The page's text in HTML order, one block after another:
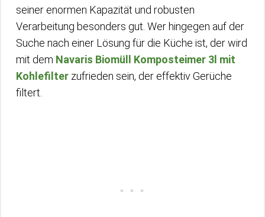
seiner enormen Kapazität und robusten
Verarbeitung besonders gut. Wer hingegen auf der
Suche nach einer Lösung für die Küche ist, der wird
mit dem Navaris Biomüll Komposteimer 3l mit
Kohlefilter zufrieden sein, der effektiv Gerüche
filtert.